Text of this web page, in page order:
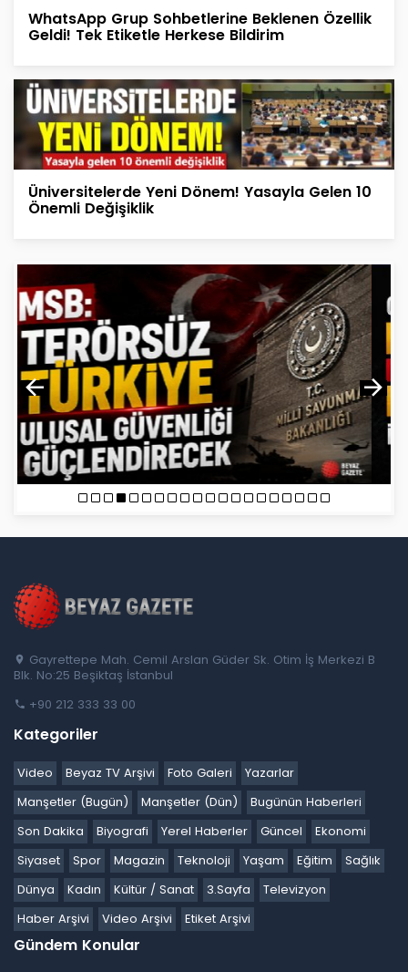
WhatsApp Grup Sohbetlerine Beklenen Özellik
Geldi! Tek Etiketle Herkese Bildirim
Üniversitelerde Yeni Dönem! Yasayla Gelen 10
Önemli Değişiklik
Gayrettepe Mah. Cemil Arslan Güder Sk. Otim İş Merkezi B
Blk. No:25 Beşiktaş İstanbul
+90 212 333 33 00
Kategoriler
Video Beyaz TV Arşivi Foto Galeri
Yazarlar
Manşetler (Bugün)
Manşetler (Dün)
Bugünün Haberleri
Son Dakika
Biyografi Yerel Haberler Güncel
Ekonomi
Siyaset
Spor Magazin Teknoloji Yaşam Eğitim
Sağlık
Dünya
Kadın Kültür / Sanat 3.Sayfa
Televizyon
Haber Arşivi
Video Arşivi Etiket Arşivi
Gündem Konular